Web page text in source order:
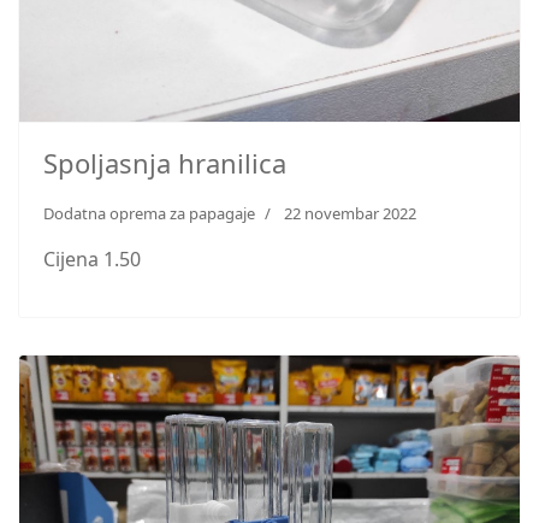
Spoljasnja hranilica
Dodatna oprema za papagaje 22 novembar 2022
Cijena 1.50